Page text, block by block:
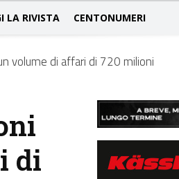
LA RIVISTA CENTONUMERI
volume di affari di 720 milioni
di